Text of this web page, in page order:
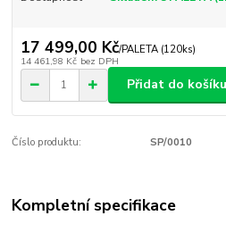
17 499,00 Kč/PALETA (120ks)
14 461,98 Kč bez DPH
Přidat do košíku
Číslo produktu: SP/0010
Kompletní specifikace